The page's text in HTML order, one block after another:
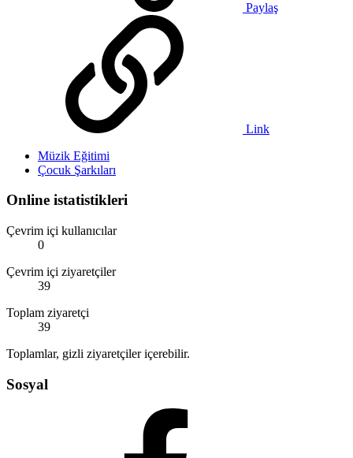
Paylaş
Link
Müzik Eğitimi
Çocuk Şarkıları
Online istatistikleri
Çevrim içi kullanıcılar
0
Çevrim içi ziyaretçiler
39
Toplam ziyaretçi
39
Toplamlar, gizli ziyaretçiler içerebilir.
Sosyal